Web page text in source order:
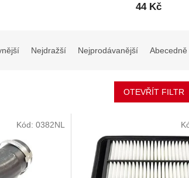
44 Kč
Nejdražší Nejprodávanější Abecedně
OTEVŘÍT FILTR
Kód: 0382NL